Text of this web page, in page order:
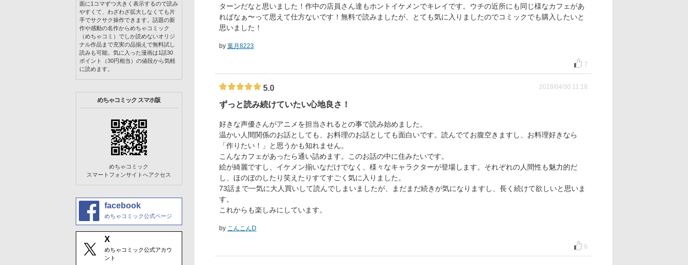
ターンだなと思いました！作中の店員さん達もホントイケメンでキレイです。ウチの近所にも同じ様なカフェがあ
ればなぁ〜って思えて仕方ないです！無料で読みましたが、とても気に入りましたのでコミックでも購入したいと
思いました！
by 葉月8223
7
5.0 2018/04/30 11:18
ずっと読み続けていたい心地良さ！
好きな声優さんがアニメを担当されるとの事で読み始めました。
温かい人間関係のお話としても、お料理のお話としても面白いです。読んでてお腹空きますし、お料理好きなら
「作りたい！」と思うかも知れません。
こんなカフェがあったら通い詰めます。このお話の中に住みたいです。
絵が綺麗ですし、イケメン揃いなだけでなく、様々なキャラクターが登場します。それぞれの人間性も魅力的だ
し、ほのぼのしたり笑えたりすてすごく気に入りました。
73話まで一気に大人買いして読んでしまいましたが、まだまだ続きが気になりますし、長く続けて欲しいと思いま
す。
これからも楽しみにしています。
by こんこんD
6
面に1コマずつ大きく表示するので読み
やすくて、わざわざ拡大しなくても片
手でサクサク操作できます。話題の新
作や感動の名作からめちゃコミック
（めちゃコミ）でしか読めないオリジ
ナル作品まで充実の品揃えで無料試し
読みも可能。気に入った漫画は1話30
ポイント（30円相当）の値段から気軽
に読めます。
めちゃコミック スマホ版
めちゃコミック
スマートフォンサイトへアクセス
facebook
めちゃコミック公式ページ
X
めちゃコミック公式アカウ
ント